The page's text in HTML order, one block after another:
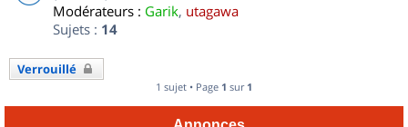
Modérateurs : Garik, utagawa
Sujets : 14
Verrouillé
1 sujet • Page 1 sur 1